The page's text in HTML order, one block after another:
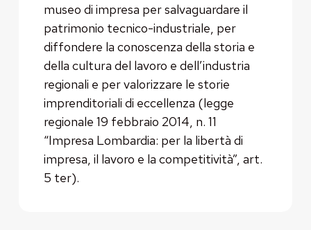
museo di impresa per salvaguardare il
patrimonio tecnico-industriale, per
diffondere la conoscenza della storia e
della cultura del lavoro e dell’industria
regionali e per valorizzare le storie
imprenditoriali di eccellenza (legge
regionale 19 febbraio 2014, n. 11
“Impresa Lombardia: per la libertà di
impresa, il lavoro e la competitività”, art.
5 ter).